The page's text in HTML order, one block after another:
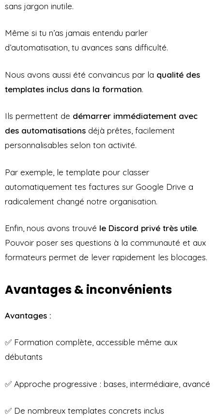
sans jargon inutile.
Même si tu n’as jamais entendu parler
d’automatisation, tu avances sans difficulté.
Nous avons aussi été convaincus par la qualité des
templates inclus dans la formation.
Ils permettent de démarrer immédiatement avec
des automatisations déjà prêtes, facilement
personnalisables selon ton activité.
Par exemple, le template pour classer
automatiquement tes factures sur Google Drive a
radicalement changé notre organisation.
Enfin, nous avons trouvé le Discord privé très utile.
Pouvoir poser ses questions à la communauté et aux
formateurs permet de lever rapidement les blocages.
Avantages & inconvénients
Avantages :
✅ Formation complète, accessible même aux
débutants
✅ Approche progressive : bases, intermédiaire, avancé
✅ De nombreux templates concrets inclus